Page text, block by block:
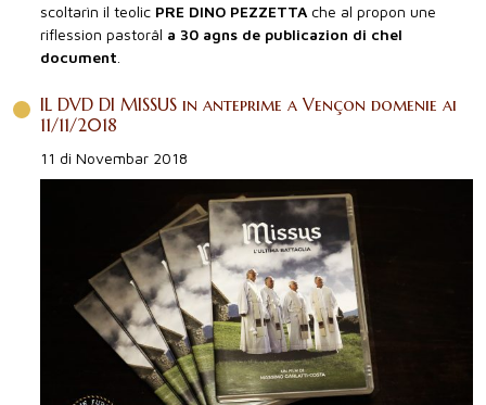
scoltarìn il teolic PRE DINO PEZZETTA che al propon une
riflession pastorâl a 30 agns de publicazion di chel
document
IL DVD DI MISSUS in anteprime a Vençon domenie ai
11/11/2018
11 di Novembar 2018